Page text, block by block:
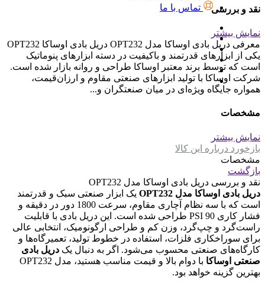
تماس با ما
نقد و بررسی
نمایش بیشتر
معرفی دریل بادی اوساکا مدل OPT232 دریل بادی اوساکا OPT232
یکی از ابزارهای قدرتمند و باکیفیت در دسته ابزارهای پنوماتیک
است که توسط برند معتبر اوساکا طراحی و روانه بازار شده است.
شرکت اوساکا با تولید ابزارهای صنعتی مقاوم و ارزان‌قیمت،
همواره جایگاه ویژه‌ای در میان صنعتگران و...
مشخصات
نمایش بیشتر
بازخورد درباره این کالا
مشخصات
بازگشت
نقد و بررسی دریل بادی اوساکا مدل OPT232
دریل بادی اوساکا مدل OPT232
یک ابزار صنعتی سبک و قدرتمند
است که با سه نظام آچاری مقاوم، سرعت 1800 دور در دقیقه و
فشار کاری 90 PSI طراحی شده است. این دریل بادی با قابلیت
راست‌گرد و چپ‌گرد، وزن کم و طراحی ارگونومیک، انتخابی عالی
برای سوراخکاری فلزات، استفاده در خطوط تولید، تعمیرگاه‌ها و
کارگاه‌های صنعتی محسوب می‌شود. اگر به دنبال یک دریل بادی
صنعتی اوساکا
با دوام بالا و قیمت مناسب هستید، مدل OPT232
بهترین گزینه خواهد بود.